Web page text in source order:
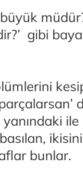
gibi
bunlar.